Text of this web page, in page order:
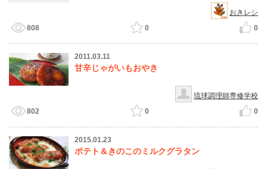
おきレシ
808
0 0
2011.03.11
甘辛じゃがいもおやき
琉球調理師専修学校
802
0 0
2015.01.23
ポテト＆きのこのミルクグラタン